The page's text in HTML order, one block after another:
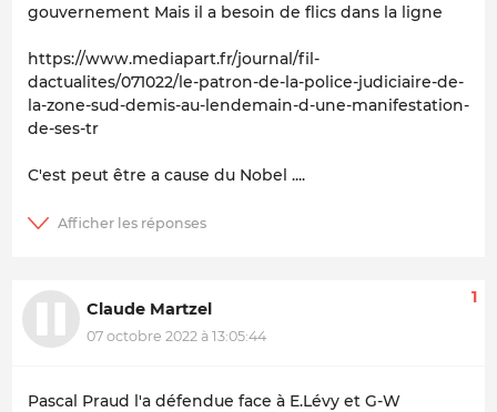
gouvernement Mais il a besoin de flics dans la ligne
https://www.mediapart.fr/journal/fil-
dactualites/071022/le-patron-de-la-police-judiciaire-de-
la-zone-sud-demis-au-lendemain-d-une-manifestation-
de-ses-tr
C'est peut être a cause du Nobel ....
Claude Martzel
07 octobre 2022 à 13:05:44
1
Pascal Praud l'a défendue face à E.Lévy et G-W